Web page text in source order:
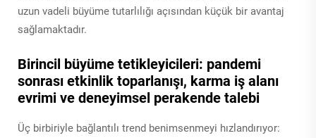
uzun vadeli büyüme tutarlılığı açısından küçük bir avantaj
sağlamaktadır.
Birincil büyüme tetikleyicileri: pandemi
sonrası etkinlik toparlanışı, karma iş alanı
evrimi ve deneyimsel perakende talebi
Üç birbiriyle bağlantılı trend benimsenmeyi hızlandırıyor: